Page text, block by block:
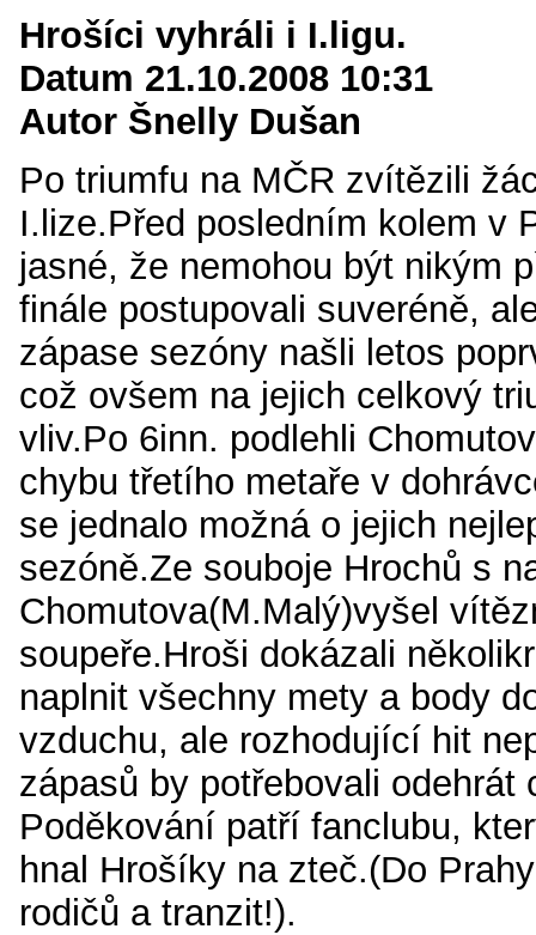
Hrošíci vyhráli i I.ligu.
Datum 21.10.2008 10:31
Autor Šnelly Dušan
Po triumfu na MČR zvítězili
I.lize.Před posledním kolem v
jasné, že nemohou být nikým
finále postupovali suveréně,
zápase sezóny našli letos
což ovšem na jejich celkový
vliv.Po 6inn. podlehli
chybu třetího metaře v
se jednalo možná o jejich
sezóně.Ze souboje Hrochů s
Chomutova(M.Malý)vyšel
soupeře.Hroši dokázali
naplnit všechny mety a body
vzduchu, ale rozhodující hit
zápasů by potřebovali odehrát
Poděkování patří fanclubu,
hnal Hrošíky na zteč.(Do
rodičů a tranzit!).